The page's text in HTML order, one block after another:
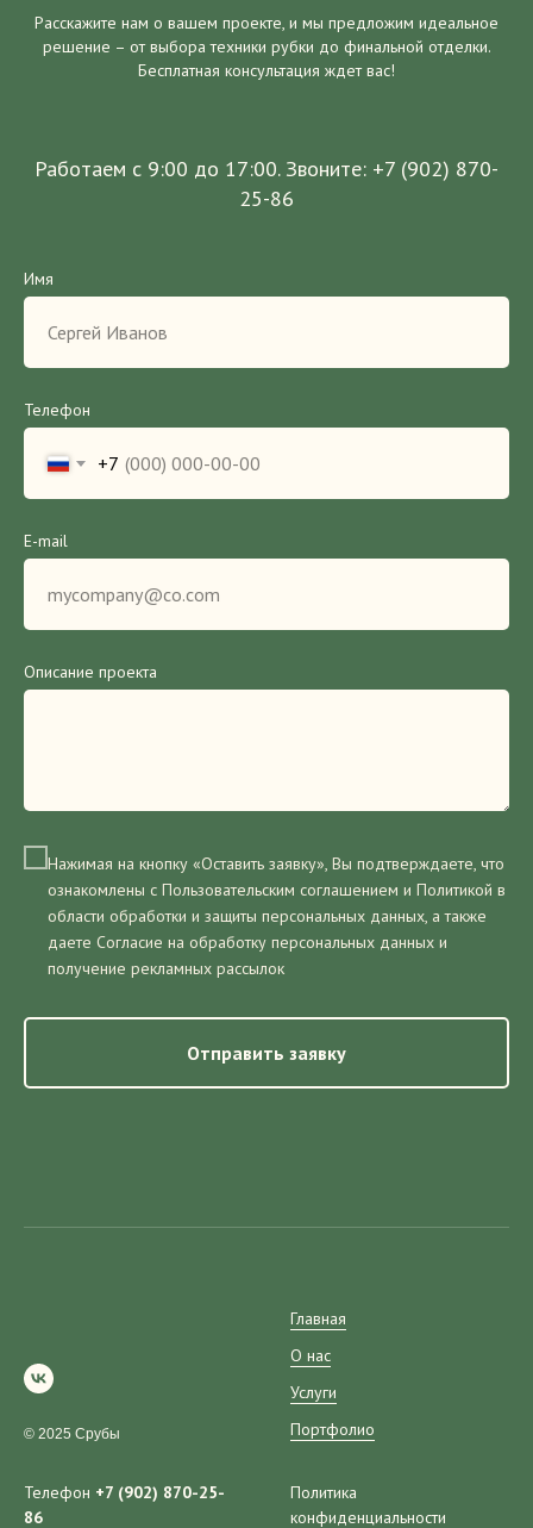
Расскажите нам о вашем проекте, и мы предложим идеальное
решение – от выбора техники рубки до финальной отделки.
Бесплатная консультация ждет вас!
Работаем с 9:00 до 17:00. Звоните: +7 (902) 870-
25-86
Имя
Телефон
+7
E-mail
Описание проекта
Нажимая на кнопку «Оставить заявку», Вы подтверждаете, что
ознакомлены с Пользовательским соглашением и Политикой в
области обработки и защиты персональных данных, а также
даете Согласие на обработку персональных данных и
получение рекламных рассылок
Отправить заявку
© 2025 Срубы
Главная
О нас
Услуги
Портфолио
Телефон +7 (902) 870-25-
86
Политика
конфиденциальности